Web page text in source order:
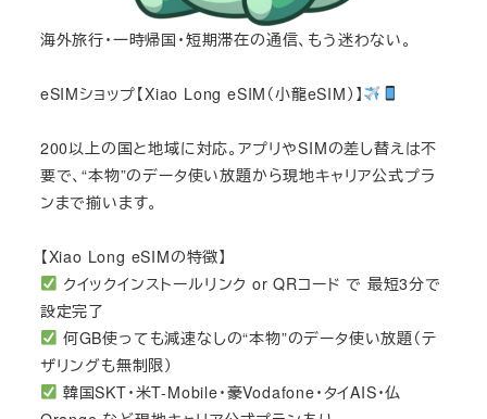
海外旅行・一時帰国・短期滞在の通信、もう迷わない。
eSIMショップ【Xiao Long eSIM（小龍eSIM）】
200以上の国と地域に対応。アプリやSIMの差し替えは不
要で、“本物”のデータ使い放題から現地キャリア公式プラ
ンまで揃います。
【Xiao Long eSIMの特徴】
クイックインストールリンク or QRコード で 最短3分で
設定完了
何GB使っても減速なしの“本物”のデータ使い放題（テ
ザリングも無制限）
韓国SKT・米T-Mobile・豪Vodafone・タイAIS・仏